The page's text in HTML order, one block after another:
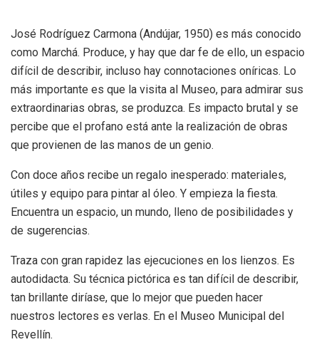
José Rodríguez Carmona (Andújar, 1950) es más conocido
como Marchá. Produce, y hay que dar fe de ello, un espacio
difícil de describir, incluso hay connotaciones oníricas. Lo
más importante es que la visita al Museo, para admirar sus
extraordinarias obras, se produzca. Es impacto brutal y se
percibe que el profano está ante la realización de obras
que provienen de las manos de un genio.
Con doce años recibe un regalo inesperado: materiales,
útiles y equipo para pintar al óleo. Y empieza la fiesta.
Encuentra un espacio, un mundo, lleno de posibilidades y
de sugerencias.
Traza con gran rapidez las ejecuciones en los lienzos. Es
autodidacta. Su técnica pictórica es tan difícil de describir,
tan brillante diríase, que lo mejor que pueden hacer
nuestros lectores es verlas. En el Museo Municipal del
Revellín.